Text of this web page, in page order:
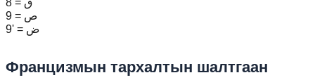
8 = ق
9 = ص
9' = ض
Францизмын тархалтын шалтгаан